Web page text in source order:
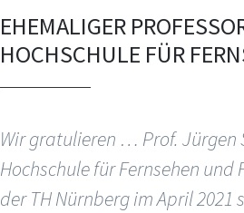
EHEMALIGER
HOCHSCHULE FÜR
Wir gratulieren … Prof. Jürgen
Hochschule für Fernsehen
der TH Nürnbergim April 2021